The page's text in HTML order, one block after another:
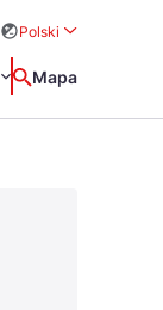
Polski
Wyszukaj
Mapa